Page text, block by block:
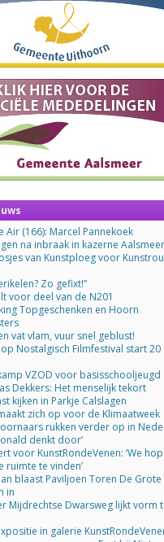
Air (166): Marcel Pannekoek
na inbraak in kazerne Aalsmeer
van Kunstploeg voor
Zo gefixt!”
voor deel van de N201
Topgeschenken en Hoorn
vat vlam, vuur snel geblust!
Nostalgisch Filmfestival start 20
VZOD voor basisschooljeugd
Dekkers: Het menselijk tekort
kijken in Parkje Calslagen
zich op voor de Klimaatweek
rukken verder op in
denkt door’
voor KunstRondeVenen: ‘We
ruimte te vinden’
blaast Paviljoen Toren De Grote
in
Mijdrechtse Dwarsweg lijkt vorm
in galerie